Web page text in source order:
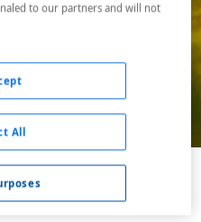
BARATOS EN SALINA
to our partners and will not
All